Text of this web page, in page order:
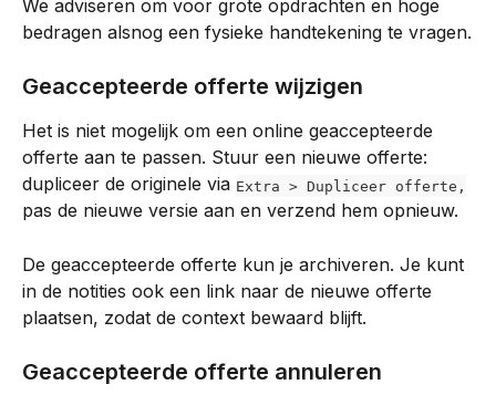
We adviseren om voor grote opdrachten en hoge
bedragen alsnog een fysieke handtekening te vragen.
Geaccepteerde offerte wijzigen
Het is niet mogelijk om een online geaccepteerde
offerte aan te passen. Stuur een nieuwe offerte:
dupliceer de originele via Extra > Dupliceer offerte,
pas de nieuwe versie aan en verzend hem opnieuw.
De geaccepteerde offerte kun je archiveren. Je kunt
in de notities ook een link naar de nieuwe offerte
plaatsen, zodat de context bewaard blijft.
Geaccepteerde offerte annuleren